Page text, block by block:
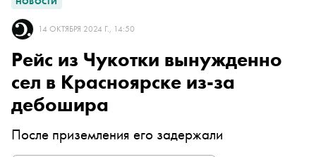
14 ОКТЯБРЯ 2024 Г., 14:50
Рейс из Чукотки вынужденно
сел в Красноярске из-за
дебошира
После приземления его задержали